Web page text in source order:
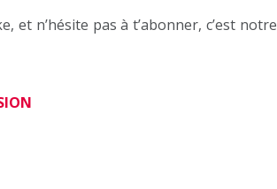
et n’hésite pas à t’abonner, c’est notre